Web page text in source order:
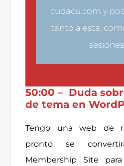
cudacu.com y
tanto a esta,
50:00 – Duda
de tema en
Tengo una web de
pronto se
Membership Site